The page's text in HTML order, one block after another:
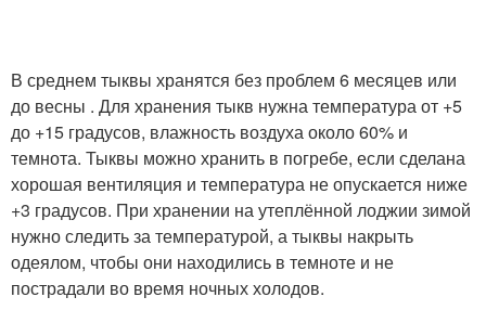
В среднем тыквы хранятся без проблем 6 месяцев или
до весны . Для хранения тыкв нужна температура от +5
до +15 градусов, влажность воздуха около 60% и
темнота. Тыквы можно хранить в погребе, если сделана
хорошая вентиляция и температура не опускается ниже
+3 градусов. При хранении на утеплённой лоджии зимой
нужно следить за температурой, а тыквы накрыть
одеялом, чтобы они находились в темноте и не
пострадали во время ночных холодов.